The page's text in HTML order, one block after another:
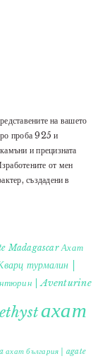
на вашето
проба 925 и
и прецизната
от мен
създадени в
Madagascar Ахат
турмалин |
| Aventurine
ахат
ахат българия | agate